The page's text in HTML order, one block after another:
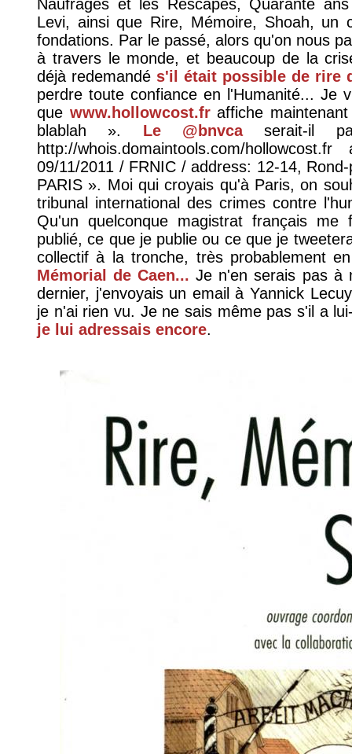
Naufragés et les Rescapés, Quarante
Levi, ainsi que Rire, Mémoire, Shoah, un
fondations. Par le passé, alors qu'on nous
à travers le monde, et beaucoup de la
déjà redemandé s'il était possible de rire
perdre toute confiance en l'Humanité... Je
que www.hollowcost.fraffiche
blablah ». Le @bnvcaserait-il
http://whois.domaintools.com/
09/11/2011 / FRNIC / address: 12-14,
PARIS ». Moi qui croyais qu'à Paris, on
tribunal international des crimes contre
Qu'un quelconque magistrat français
publié, ce que je publie ou ce que je
collectif à la tronche, très probablement
Mémorial de Caen... Je n'en serais pas à
dernier, j'envoyais un email à Yannick
je n'ai rien vu. Je ne sais même pas s'il a
je lui adressais encore.